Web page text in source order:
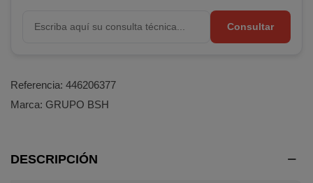
Consultar
Referencia: 446206377
Marca: GRUPO BSH
DESCRIPCIÓN